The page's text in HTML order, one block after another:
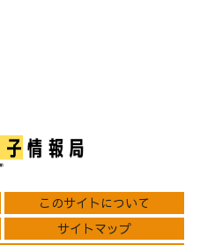
このサイトについて
サイトマップ